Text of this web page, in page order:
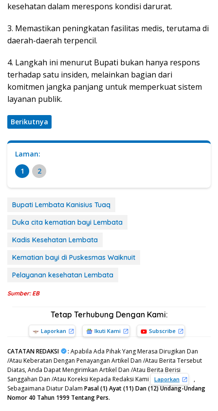
kesehatan dalam merespons kondisi darurat.
3. Memastikan peningkatan fasilitas medis, terutama di
daerah-daerah terpencil.
4. Langkah ini menurut Bupati bukan hanya respons
terhadap satu insiden, melainkan bagian dari
komitmen jangka panjang untuk memperkuat sistem
layanan publik.
Berikutnya
Laman:
1
2
Bupati Lembata Kanisius Tuaq
Duka cita kematian bayi Lembata
Kadis Kesehatan Lembata
Kematian bayi di Puskesmas Waiknuit
Pelayanan kesehatan Lembata
Sumber: EB
Tetap Terhubung Dengan Kami:
Laporkan Ikuti Kami Subscribe
CATATAN REDAKSI : Apabila Ada Pihak Yang Merasa Dirugikan Dan
/Atau Keberatan Dengan Penayangan Artikel Dan /Atau Berita Tersebut
Diatas, Anda Dapat Mengirimkan Artikel Dan /Atau Berita Berisi
Sanggahan Dan /Atau Koreksi Kepada Redaksi Kami
Laporkan
,
Sebagaimana Diatur Dalam Pasal (1) Ayat (11) Dan (12) Undang-Undang
Nomor 40 Tahun 1999 Tentang Pers.